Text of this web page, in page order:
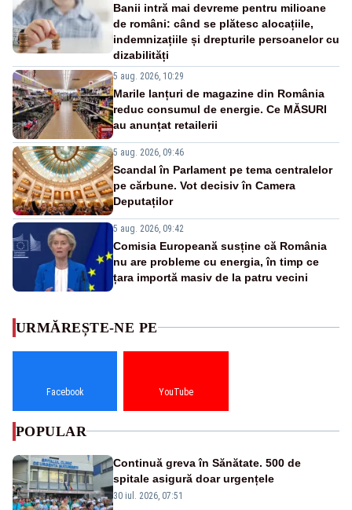
Banii intră mai devreme pentru milioane
de români: când se plătesc alocațiile,
indemnizațiile și drepturile persoanelor cu
dizabilități
5 aug. 2026, 10:29
Marile lanțuri de magazine din România
reduc consumul de energie. Ce MĂSURI
au anunțat retailerii
5 aug. 2026, 09:46
Scandal în Parlament pe tema centralelor
pe cărbune. Vot decisiv în Camera
Deputaților
5 aug. 2026, 09:42
Comisia Europeană susține că România
nu are probleme cu energia, în timp ce
țara importă masiv de la patru vecini
URMĂREȘTE-NE PE
Facebook YouTube
POPULAR
Continuă greva în Sănătate. 500 de
spitale asigură doar urgențele
30 iul. 2026, 07:51